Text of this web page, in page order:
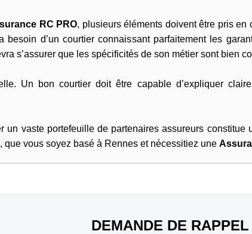
RC PRO, plusieurs éléments doivent être pris en
besoin d’un courtier connaissant parfaitement les
s’assurer que les spécificités de son métier sont bien
Un bon courtier doit être capable d’expliquer
un vaste portefeuille de partenaires assureurs
vous soyez basé à Rennes et nécessitiez une
DEMANDE DE RAPPEL